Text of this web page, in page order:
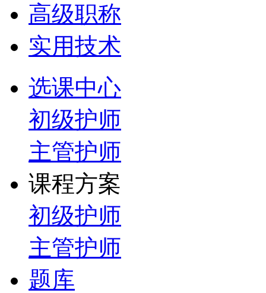
高级职称
实用技术
选课中心
初级护师
主管护师
课程方案
初级护师
主管护师
题库